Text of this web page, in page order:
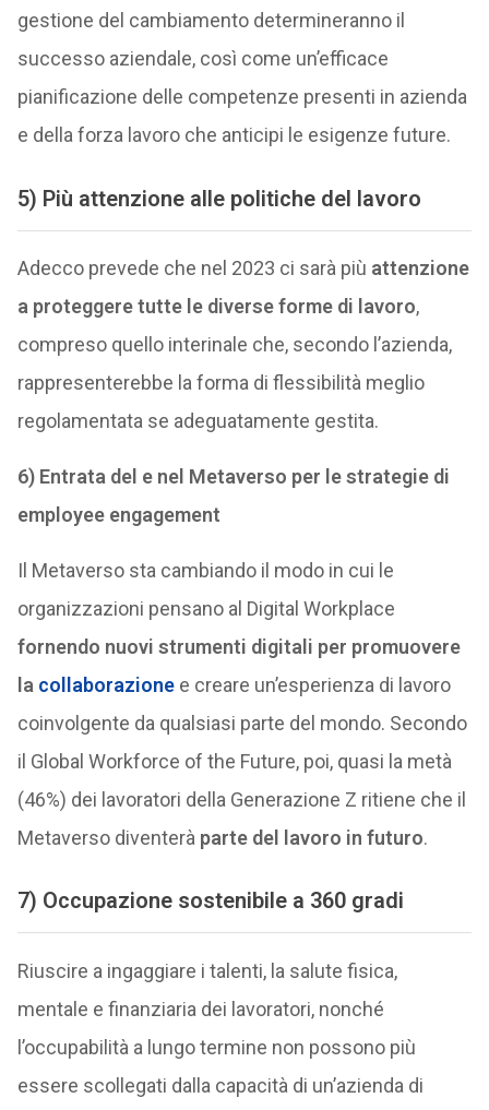
gestione del cambiamento determineranno il
successo aziendale, così come un’efficace
pianificazione delle competenze presenti in azienda
e della forza lavoro che anticipi le esigenze future.
5) Più attenzione alle politiche del lavoro
Adecco prevede che nel 2023 ci sarà più attenzione
a proteggere tutte le diverse forme di lavoro,
compreso quello interinale che, secondo l’azienda,
rappresenterebbe la forma di flessibilità meglio
regolamentata se adeguatamente gestita.
6) Entrata del e nel Metaverso per le strategie di
employee engagement
Il Metaverso sta cambiando il modo in cui le
organizzazioni pensano al Digital Workplace
fornendo nuovi strumenti digitali per promuovere
la collaborazionee creare un’esperienza di lavoro
coinvolgente da qualsiasi parte del mondo. Secondo
il Global Workforce of the Future, poi, quasi la metà
(46%) dei lavoratori della Generazione Z ritiene che il
Metaverso diventerà parte del lavoro in futuro.
7) Occupazione sostenibile a 360 gradi
Riuscire a ingaggiare i talenti, la salute fisica,
mentale e finanziaria dei lavoratori, nonché
l’occupabilità a lungo termine non possono più
essere scollegati dalla capacità di un’azienda di